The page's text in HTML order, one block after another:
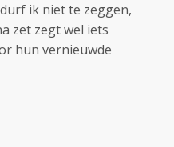
ik niet te zeggen,
zet zegt wel iets
hun vernieuwde